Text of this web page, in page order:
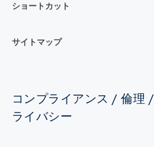
ショートカット
サイトマップ
コンプライアンス / 倫理
ライバシー